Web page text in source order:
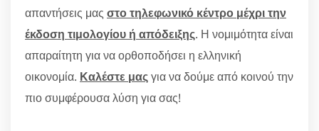
απαντήσεις μας στο τηλεφωνικό κέντρο μέχρι την
έκδοση τιμολογίου ή απόδειξης. Η νομιμότητα είναι
απαραίτητη για να ορθοποδήσει η ελληνική
οικονομία. Καλέστε μαςγια να δούμε από κοινού την
πιο συμφέρουσα λύση για σας!